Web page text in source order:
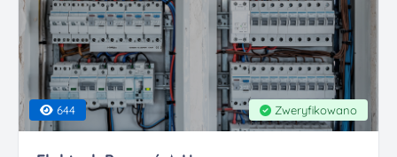
Zweryfikowano
644